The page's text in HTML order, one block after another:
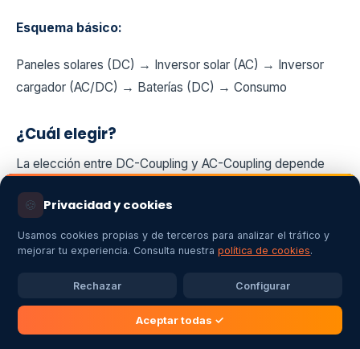
Esquema básico:
Paneles solares (DC) → Inversor solar (AC) → Inversor
cargador (AC/DC) → Baterías (DC) → Consumo
¿Cuál elegir?
La elección entre DC-Coupling y AC-Coupling depende
La potencia total del sistema
Si se prevén futuras ampliaciones
El presupuesto disponible
🍪 Privacidad y cookies
Usamos cookies propias y de terceros para analizar el tráfico y
mejorar tu experiencia. Consulta nuestrapolítica de cookies.
Rechazar Configurar
Aceptar todas ✓